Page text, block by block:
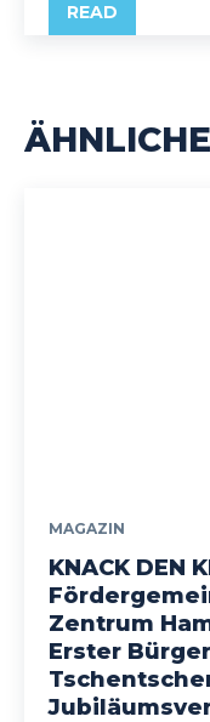
READ
MAGAZIN
KNACK DEN
Zentrum
Erster